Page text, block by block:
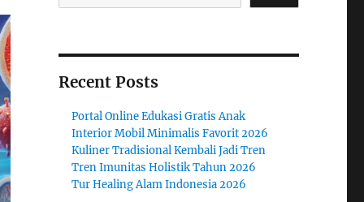
Recent Posts
Portal Online Edukasi Gratis Anak
Interior Mobil Minimalis Favorit 2026
Kuliner Tradisional Kembali Jadi Tren
Tren Imunitas Holistik Tahun 2026
Tur Healing Alam Indonesia 2026